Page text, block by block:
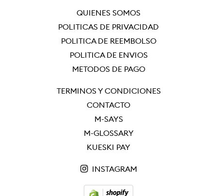
QUIÉNES SOMOS
POLÍTICAS DE PRIVACIDAD
POLÍTICA DE REEMBOLSO
POLÍTICA DE ENVÍOS
MÉTODOS DE PAGO
TÉRMINOS Y CONDICIONES
CONTACTO
M-SAYS
M-GLOSSARY
KUESKI PAY
INSTAGRAM